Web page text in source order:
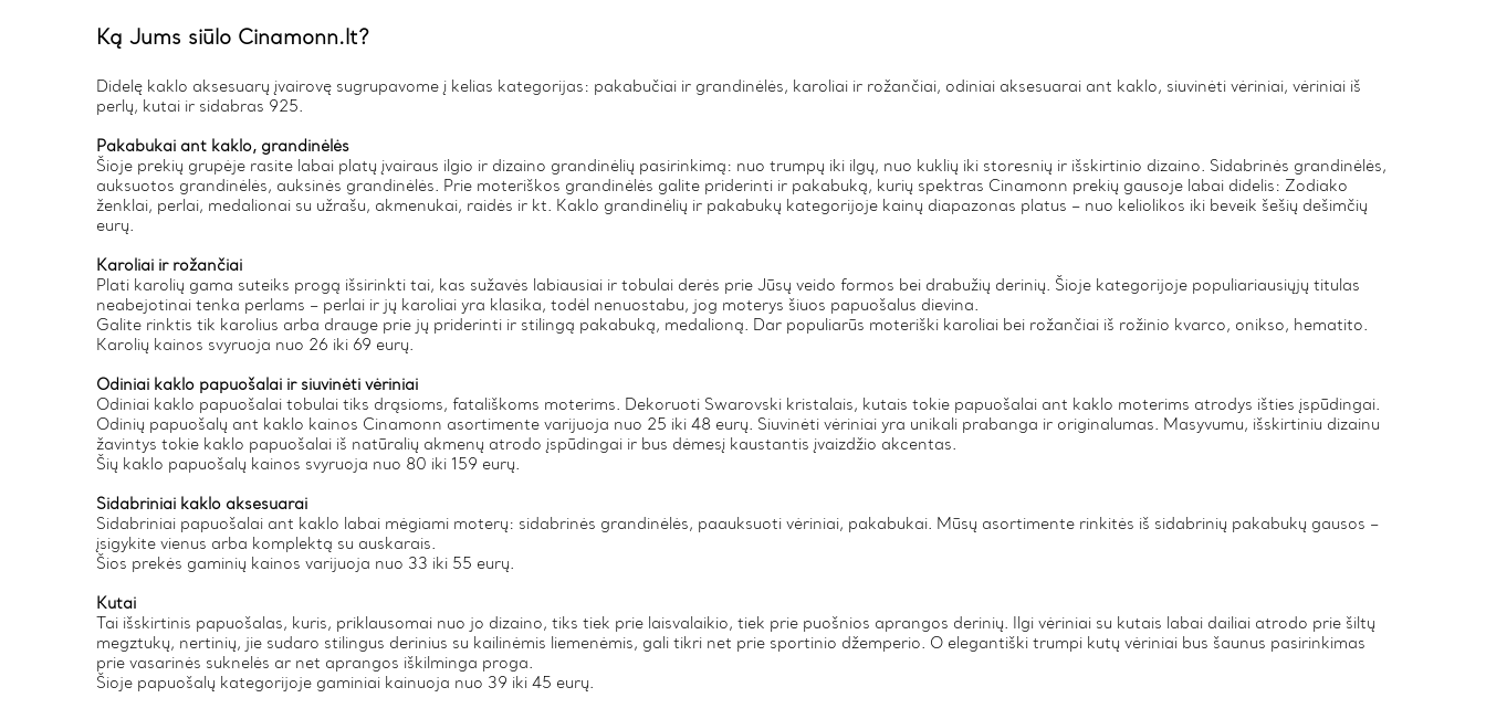
Ką Jums siūlo Cinamonn.lt?
Didelę kaklo aksesuarų įvairovę sugrupavome į kelias kategorijas: pakabučiai ir grandinėlės, karoliai ir rožančiai, odiniai aksesuarai ant kaklo, siuvinėti vėriniai, vėriniai iš
perlų, kutai ir sidabras 925.
Pakabukai ant kaklo, grandinėlės
Šioje prekių grupėje rasite labai platų įvairaus ilgio ir dizaino grandinėlių pasirinkimą: nuo trumpų iki ilgų, nuo kuklių iki storesnių ir išskirtinio dizaino. Sidabrinės grandinėlės,
auksuotos grandinėlės, auksinės grandinėlės. Prie moteriškos grandinėlės galite priderinti ir pakabuką, kurių spektras Cinamonn prekių gausoje labai didelis: Zodiako
ženklai, perlai, medalionai su užrašu, akmenukai, raidės ir kt. Kaklo grandinėlių ir pakabukų kategorijoje kainų diapazonas platus – nuo keliolikos iki beveik šešių dešimčių
eurų.
Karoliai ir rožančiai
Plati karolių gama suteiks progą išsirinkti tai, kas sužavės labiausiai ir tobulai derės prie Jūsų veido formos bei drabužių derinių. Šioje kategorijoje populiariausiųjų titulas
neabejotinai tenka perlams – perlai ir jų karoliai yra klasika, todėl nenuostabu, jog moterys šiuos papuošalus dievina.
Galite rinktis tik karolius arba drauge prie jų priderinti ir stilingą pakabuką, medalioną. Dar populiarūs moteriški karoliai bei rožančiai iš rožinio kvarco, onikso, hematito.
Karolių kainos svyruoja nuo 26 iki 69 eurų.
Odiniai kaklo papuošalai ir siuvinėti vėriniai
Odiniai kaklo papuošalai tobulai tiks drąsioms, fatališkoms moterims. Dekoruoti Swarovski kristalais, kutais tokie papuošalai ant kaklo moterims atrodys išties įspūdingai.
Odinių papuošalų ant kaklo kainos Cinamonn asortimente varijuoja nuo 25 iki 48 eurų. Siuvinėti vėriniai yra unikali prabanga ir originalumas. Masyvumu, išskirtiniu dizainu
žavintys tokie kaklo papuošalai iš natūralių akmenų atrodo įspūdingai ir bus dėmesį kaustantis įvaizdžio akcentas.
Šių kaklo papuošalų kainos svyruoja nuo 80 iki 159 eurų.
Sidabriniai kaklo aksesuarai
Sidabriniai papuošalai ant kaklo labai mėgiami moterų: sidabrinės grandinėlės, paauksuoti vėriniai, pakabukai. Mūsų asortimente rinkitės iš sidabrinių pakabukų gausos –
įsigykite vienus arba komplektą su auskarais.
Šios prekės gaminių kainos varijuoja nuo 33 iki 55 eurų.
Kutai
Tai išskirtinis papuošalas, kuris, priklausomai nuo jo dizaino, tiks tiek prie laisvalaikio, tiek prie puošnios aprangos derinių. Ilgi vėriniai su kutais labai dailiai atrodo prie šiltų
megztukų, nertinių, jie sudaro stilingus derinius su kailinėmis liemenėmis, gali tikri net prie sportinio džemperio. O elegantiški trumpi kutų vėriniai bus šaunus pasirinkimas
prie vasarinės suknelės ar net aprangos iškilminga proga.
Šioje papuošalų kategorijoje gaminiai kainuoja nuo 39 iki 45 eurų.